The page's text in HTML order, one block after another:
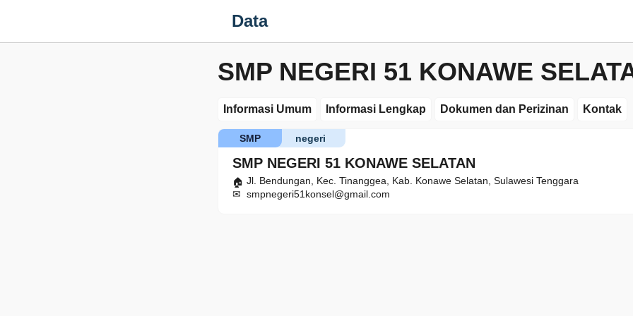
Data
SMP NEGERI 51 KONAWE
Informasi Umum Informasi Lengkap Dokumen dan Perizinan Kontak
SMP NEGERI 51 KONAWE SELATAN
negeri
SMP
Jl. Bendungan, Kec. Tinanggea, Kab. Konawe Selatan, Sulawesi Tenggara
smpnegeri51konsel@gmail.com